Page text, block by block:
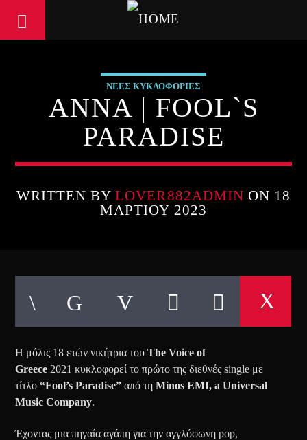
ΝΕΕΣ ΚΥΚΛΟΦΟΡΙΕΣ
ΑΝΝΑ | FOOL`S
PARADISE
WRITTEN BYLOVER882ADMIN ON 18
ΜΑΡΤΊΟΥ 2023
Η μόλις 18 ετών νικήτρια τουThe Voice of
Greece 2021 κυκλοφορεί το πρώτο της διεθνές single με
τίτλο“Fool’s Paradise” από τηMinos EMI, a Universal
Music Company.
Έχοντας μια πηγαία αγάπη για την αγγλόφωνη pop,